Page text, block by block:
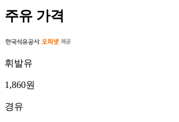
주유 가격
휘발유
1,860원
경유